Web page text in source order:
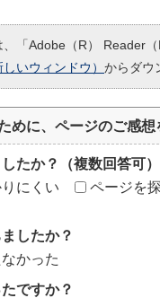
「Adobe（R） Reader
いウィンドウ） からダウ
めに、ページのご感想
たか？（複数回答可）
にくい ページを
したか？
かった
ですか？